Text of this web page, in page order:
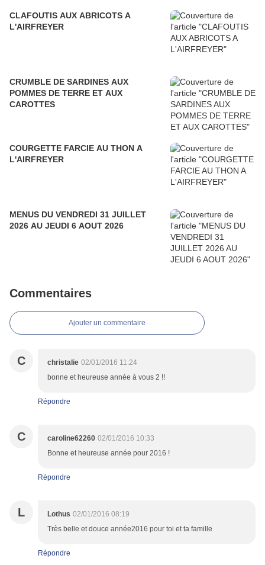
CLAFOUTIS AUX ABRICOTS A
L'AIRFREYER
CRUMBLE DE SARDINES AUX
POMMES DE TERRE ET AUX
CAROTTES
COURGETTE FARCIE AU THON A
L'AIRFREYER
MENUS DU VENDREDI 31 JUILLET
2026 AU JEUDI 6 AOUT 2026
Commentaires
Ajouter un commentaire
C christalie 02/01/2016 11:24
bonne et heureuse année à vous 2 !!
Répondre
C caroline62260 02/01/2016 10:33
Bonne et heureuse année pour 2016 !
Répondre
L Lothus 02/01/2016 08:19
Très belle et douce année2016 pour toi et ta famille
Répondre